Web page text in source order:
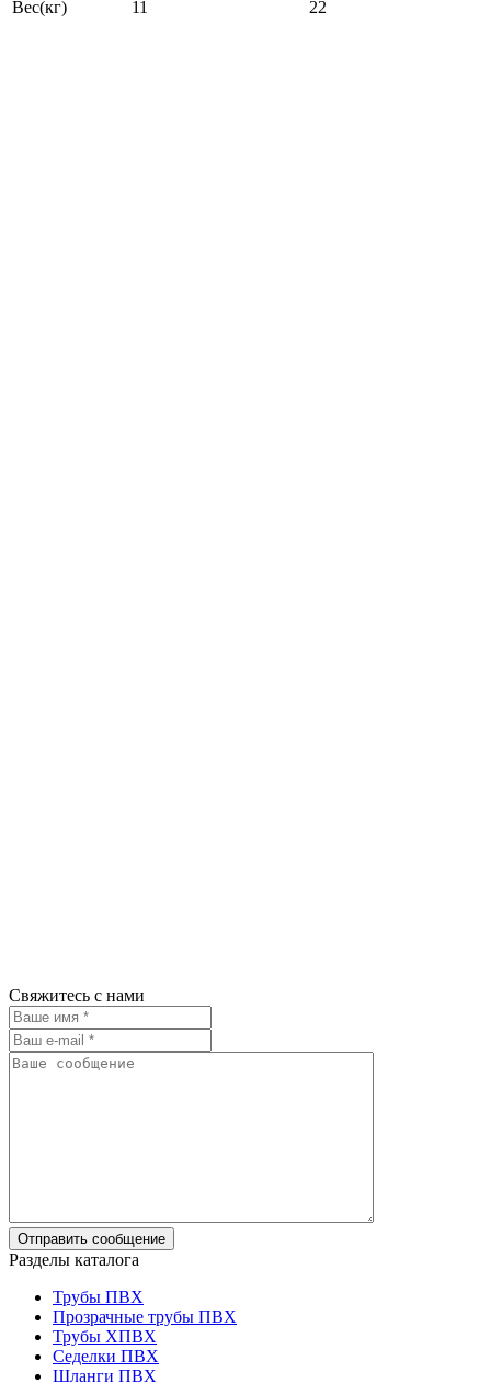
Вес(кг)
11 22
Свяжитесь с нами
Разделы каталога
Трубы ПВХ
Прозрачные трубы ПВХ
Трубы ХПВХ
Седелки ПВХ
Шланги ПВХ